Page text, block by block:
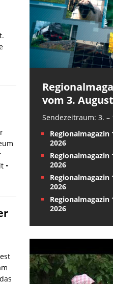
•
vom 3.
Sendezeitraum: 3. –
Regionalmagazin
2026
Regionalmagazin
2026
Regionalmagazin
2026
Regionalmagazin
2026